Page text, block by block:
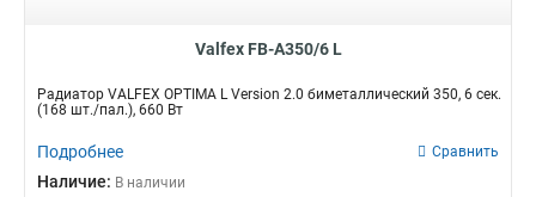
Valfex FB-A350/6 L
Радиатор VALFEX OPTIMA L Version 2.0 биметаллический 350, 6 сек.
(168 шт./пал.), 660 Вт
Подробнее Сравнить
Наличие: В наличии